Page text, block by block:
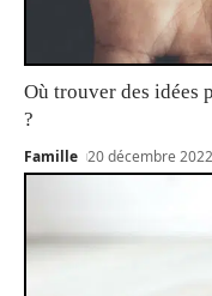
Où trouver des idées
?
Famille 20 décembre 2022